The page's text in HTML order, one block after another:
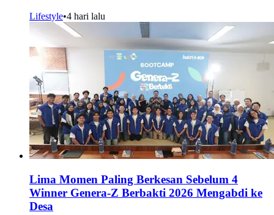
Lifestyle•4 hari lalu
Lima Momen Paling Berkesan Sebelum 4
Winner Genera-Z Berbakti 2026 Mengabdi ke
Desa